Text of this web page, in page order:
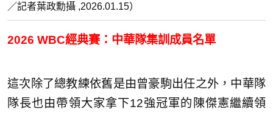
／記者葉政勳攝 ,2026.01.15）
2026 WBC經典賽：中華隊集訓成員名單
這次除了總教練依舊是由曾豪駒出任之外，中華隊
隊長也由帶領大家拿下12強冠軍的陳傑憲繼續領